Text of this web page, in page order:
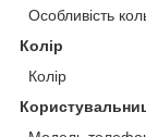
Особливість
Колір
Колір